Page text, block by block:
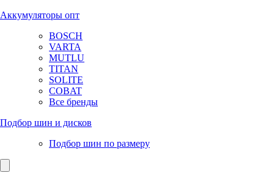
Аккумуляторы опт
BOSCH
VARTA
MUTLU
TITAN
SOLITE
COBAT
Все бренды
Подбор шин и дисков
Подбор шин по размеру